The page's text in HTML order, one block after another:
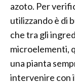
azoto. Per
utilizzando è di
che tra gli
microelementi,
una pianta
intervenire con